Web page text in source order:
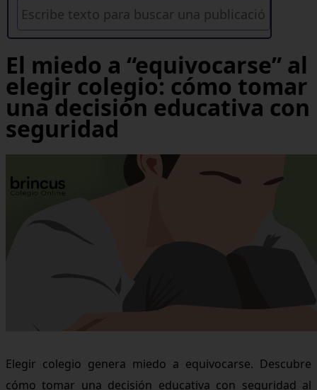
El miedo a “equivocarse” al
elegir colegio: cómo tomar
una decisión educativa con
seguridad
Elegir colegio genera miedo a equivocarse. Descubre
cómo tomar una decisión educativa con seguridad al